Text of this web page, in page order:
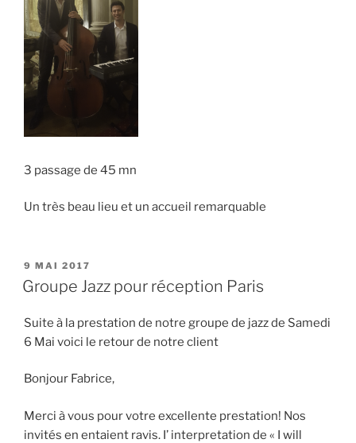
3 passage de 45 mn
Un très beau lieu et un accueil remarquable
PUBLIÉ
LE
9 MAI 2017
Groupe Jazz pour réception Paris
Suite à la prestation de notre groupe de jazz de Samedi
6 Mai voici le retour de notre client
Bonjour Fabrice,
Merci à vous pour votre excellente prestation! Nos
invités en entaient ravis. I’ interpretation de « I will